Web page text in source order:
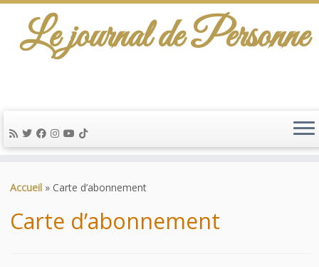
au
Le journal de Personne
Accueil » Carte d’abonnement
Carte d’abonnement